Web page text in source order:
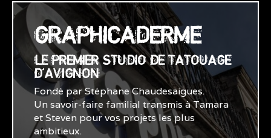
GRAPHICADERME
LE PREMIER STUDIO DE TATOUAGE
D'AVIGNON
Fondé par Stéphane Chaudesaigues.
Un savoir-faire familial transmis à Tamara
et Steven pour vos projets les plus
ambitieux.